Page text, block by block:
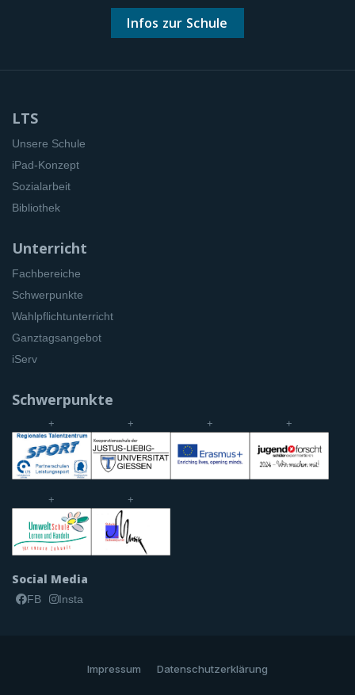
Infos zur Schule
LTS
Unsere Schule
iPad-Konzept
Sozialarbeit
Bibliothek
Unterricht
Fachbereiche
Schwerpunkte
Wahlpflichtunterricht
Ganztagsangebot
iServ
Schwerpunkte
+ + + +
+ +
Social Media
FB Insta
Impressum Datenschutzerklärung